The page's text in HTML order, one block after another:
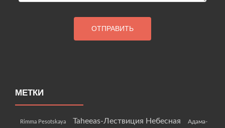
МЕТКИ
Rimma Pesotskaya Taheeas-Лествиция Небесная
Адама-